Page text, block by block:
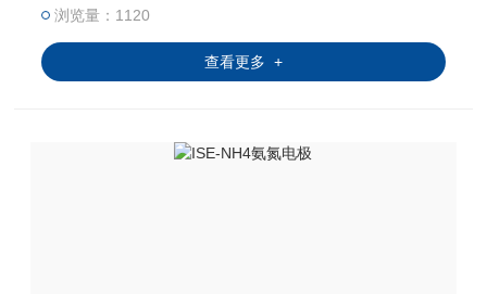
客户的需要进行范围定制。不同的离子电极选用不同的离子
选择膜以及内部电解质。
浏览量：1120
查看更多 +